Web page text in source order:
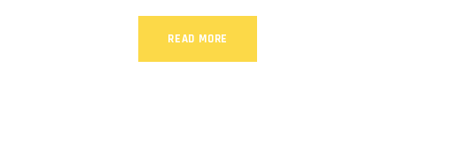
READ MORE